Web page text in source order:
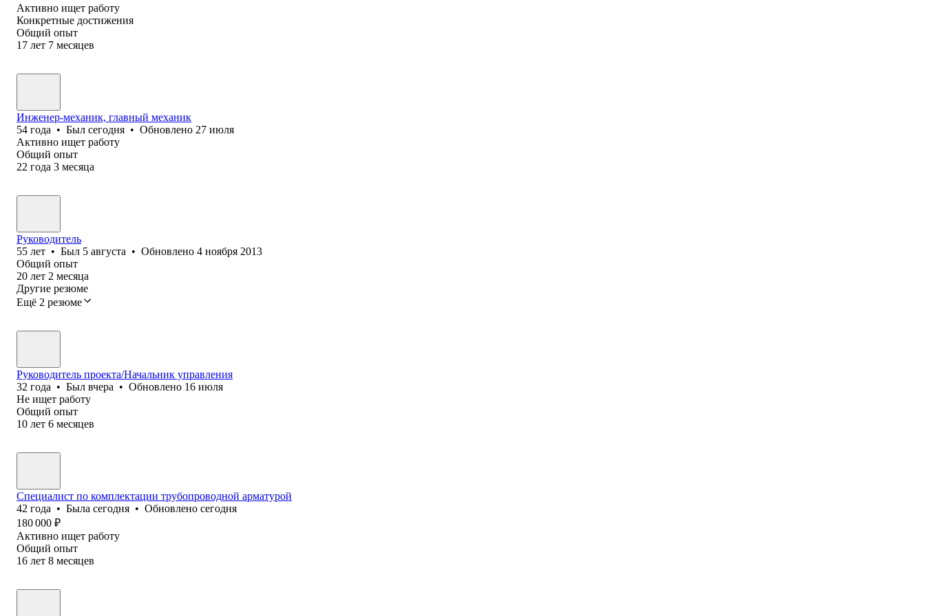
Активно ищет работу
Конкретные достижения
Общий опыт
17 лет 7 месяцев
Инженер-механик, главный механик
54 года • Был сегодня • Обновлено 27 июля
Активно ищет работу
Общий опыт
22 года 3 месяца
Руководитель
55 лет • Был 5 августа • Обновлено 4 ноября 2013
Общий опыт
20 лет 2 месяца
Другие резюме
Ещё 2 резюме
Руководитель проекта/Начальник управления
32 года • Был вчера • Обновлено 16 июля
Не ищет работу
Общий опыт
10 лет 6 месяцев
Специалист по комплектации трубопроводной арматурой
42 года • Была сегодня • Обновлено сегодня
180 000 ₽
Активно ищет работу
Общий опыт
16 лет 8 месяцев